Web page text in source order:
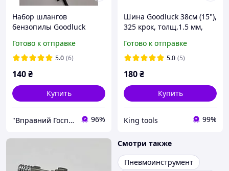
Набор шлангов
бензопилы Goodluck
полный+фильтра все в
одном наборе
Готово к отправке
5.0 (6)
140₴
Купить
"Вправний Господар" - Ваш надежный помощник! 96%
Шина Goodluck 38см (15"),
325 крок, толщ.1.5 мм,
пилы
Готово к отправке
5.0 (5)
180₴
Купить
King tools 99%
Смотри также
Пневмоинструмент